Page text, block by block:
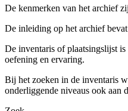
De kenmerken van het archief
De inleiding op het archief
De inventaris of plaatsingslijst
oefening en ervaring.
Bij het zoeken in de inventaris
onderliggende niveaus ook aan